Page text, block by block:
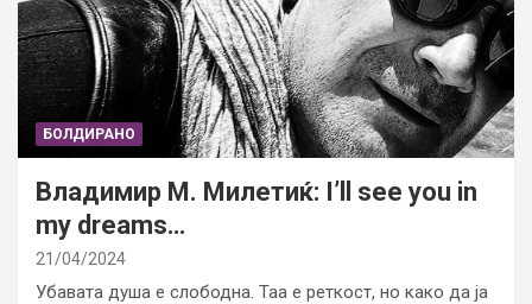
БОЛДИРАНО
Владимир М. Милетиќ: I’ll see you in
my dreams…
21/04/2024
Убавата душа е слободна. Таа е реткост, но како да ја